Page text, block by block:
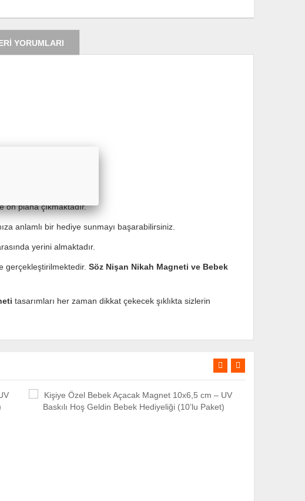
YORUMLARI
ön plana çıkmaktadır.
anlamlı bir hediye sunmayı başarabilirsiniz.
yerini almaktadır.
gerçekleştirilmektedir. Söz Nişan Nikah Magneti ve Bebek
tasarımları her zaman dikkat çekecek şıklıkta sizlerin